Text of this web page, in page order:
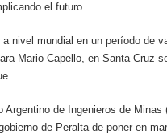
el futuro
a nivel mundial en un período de
Mario Capello, en Santa Cruz
Argentino de Ingenieros de
de Peralta de poner en